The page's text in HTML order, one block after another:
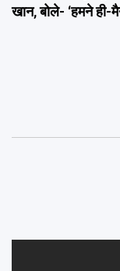
खान, बोले- ‘हमने ही-